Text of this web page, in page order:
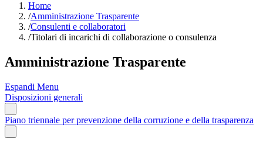
Home
/Amministrazione Trasparente
/Consulenti e collaboratori
/Titolari di incarichi di collaborazione o consulenza
Amministrazione Trasparente
Espandi Menu
Disposizioni generali
Piano triennale per prevenzione della corruzione e della trasparenza